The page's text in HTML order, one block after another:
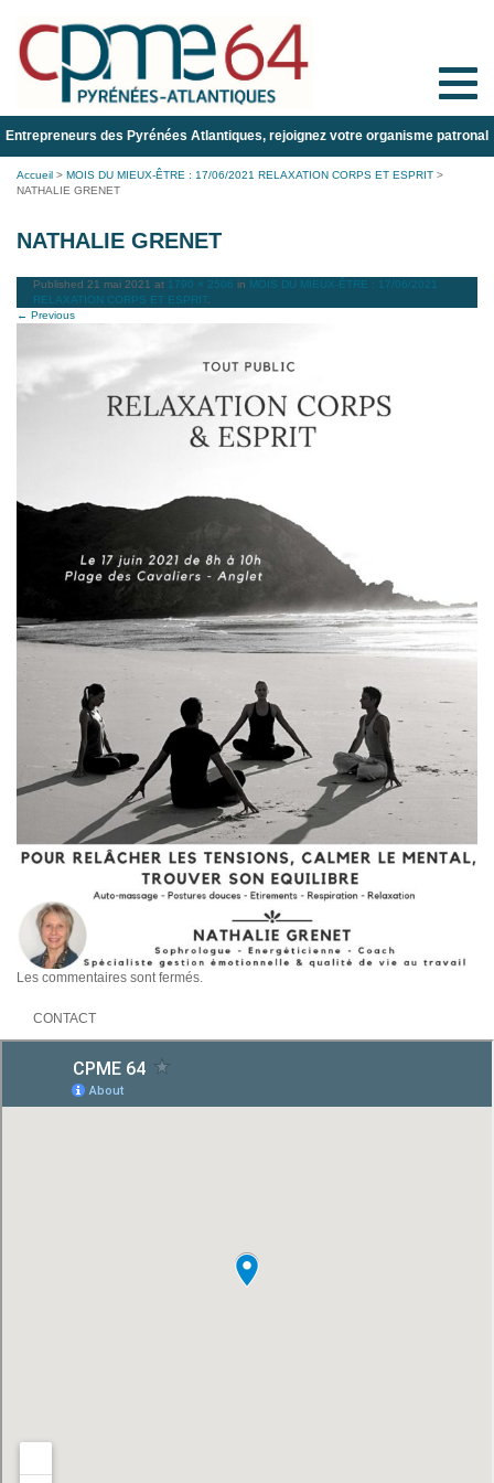
Toggle
Entrepreneurs des Pyrénées Atlantiques, rejoignez votre organisme patronal
Accueil > MOIS DU MIEUX-ÊTRE : 17/06/2021 RELAXATION CORPS ET ESPRIT >
NATHALIE GRENET
NATHALIE GRENET
Published 21 mai 2021 at 1790 × 2506 in MOIS DU MIEUX-ÊTRE : 17/06/2021
RELAXATION CORPS ET ESPRIT.
← Previous
Les commentaires sont fermés.
CONTACT